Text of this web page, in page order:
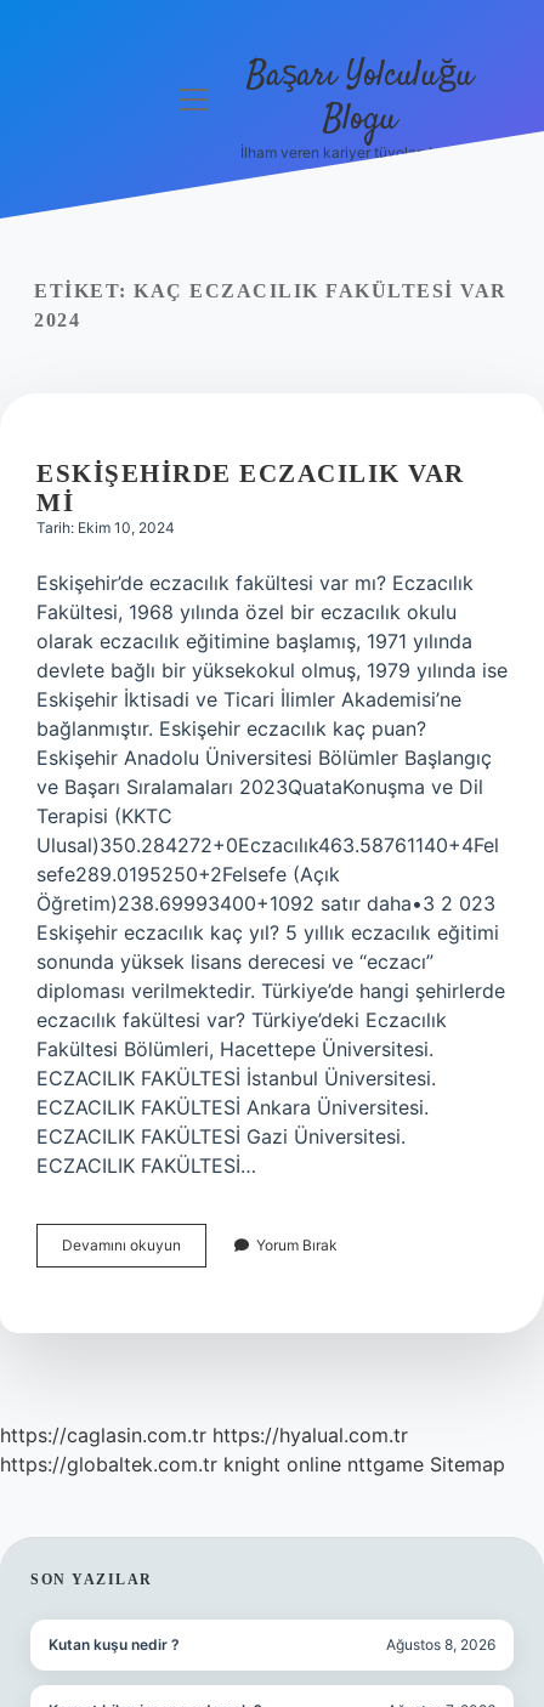
Yasal Uyarı
menüyüBaşarı Yolculuğu
Blogu
İlham veren kariyer tüyoları burada!
ETIKET: KAÇ ECZACILIK FAKÜLTESI VAR
2024
ESKIŞEHIRDE ECZACILIK VAR
MI
Tarih: Ekim 10, 2024
Eskişehir’de eczacılık fakültesi var mı? Eczacılık
Fakültesi, 1968 yılında özel bir eczacılık okulu
olarak eczacılık eğitimine başlamış, 1971 yılında
devlete bağlı bir yüksekokul olmuş, 1979 yılında ise
Eskişehir İktisadi ve Ticari İlimler Akademisi’ne
bağlanmıştır. Eskişehir eczacılık kaç puan?
Eskişehir Anadolu Üniversitesi Bölümler Başlangıç ​​
ve Başarı Sıralamaları 2023QuataKonuşma ve Dil
Terapisi (KKTC
Ulusal)350.284272+0Eczacılık463.58761140+4Fel
sefe289.0195250+2Felsefe (Açık
Öğretim)238.69993400+1092 satır daha•3 2 023
Eskişehir eczacılık kaç yıl? 5 yıllık eczacılık eğitimi
sonunda yüksek lisans derecesi ve “eczacı”
diploması verilmektedir. Türkiye’de hangi şehirlerde
eczacılık fakültesi var? Türkiye’deki Eczacılık
Fakültesi Bölümleri, Hacettepe Üniversitesi.
ECZACILIK FAKÜLTESİ İstanbul Üniversitesi.
ECZACILIK FAKÜLTESİ Ankara Üniversitesi.
ECZACILIK FAKÜLTESİ Gazi Üniversitesi.
ECZACILIK FAKÜLTESİ…
Devamını okuyun Eskişehirde
Eczacılık
Yorum Bırak
https://caglasin.com.tr https://hyalual.com.tr
https://globaltek.com.tr knight online nttgame Sitemap
SIDEBAR
SON YAZILAR
Kutan kuşu nedir ? Ağustos 8, 2026